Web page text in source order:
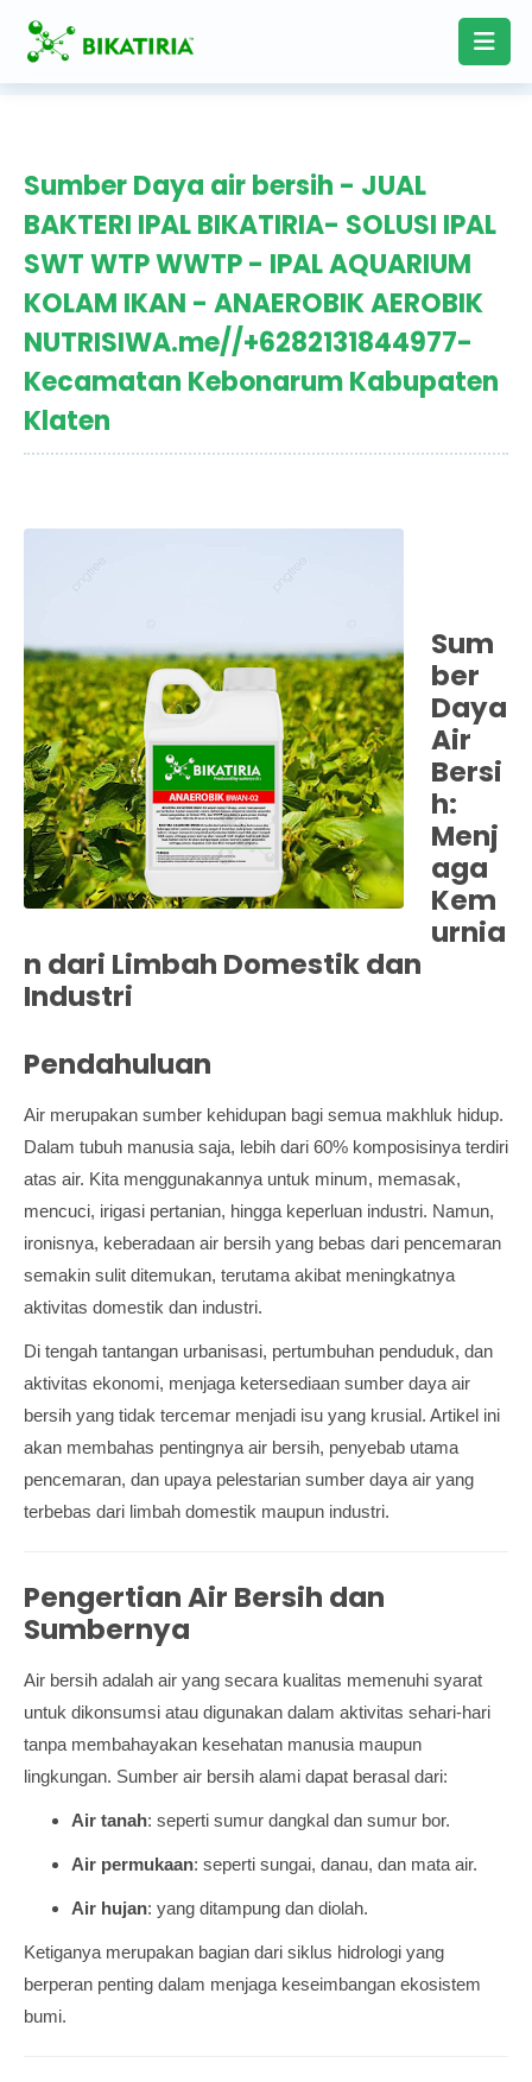
Sumber Daya air bersih - JUAL
BAKTERI IPAL BIKATIRIA- SOLUSI IPAL
SWT WTP WWTP - IPAL AQUARIUM
KOLAM IKAN - ANAEROBIK AEROBIK
NUTRISIWA.me//+6282131844977-
Kecamatan Kebonarum Kabupaten
Klaten
Sum
ber
Daya
Air
Bersi
h:
Menj
aga
Kem
urnia
n dari Limbah Domestik dan
Industri
Pendahuluan
Air merupakan sumber kehidupan bagi semua makhluk hidup.
Dalam tubuh manusia saja, lebih dari 60% komposisinya terdiri
atas air. Kita menggunakannya untuk minum, memasak,
mencuci, irigasi pertanian, hingga keperluan industri. Namun,
ironisnya, keberadaan air bersih yang bebas dari pencemaran
semakin sulit ditemukan, terutama akibat meningkatnya
aktivitas domestik dan industri.
Di tengah tantangan urbanisasi, pertumbuhan penduduk, dan
aktivitas ekonomi, menjaga ketersediaan sumber daya air
bersih yang tidak tercemar menjadi isu yang krusial. Artikel ini
akan membahas pentingnya air bersih, penyebab utama
pencemaran, dan upaya pelestarian sumber daya air yang
terbebas dari limbah domestik maupun industri.
Pengertian Air Bersih dan
Sumbernya
Air bersih adalah air yang secara kualitas memenuhi syarat
untuk dikonsumsi atau digunakan dalam aktivitas sehari-hari
tanpa membahayakan kesehatan manusia maupun
lingkungan. Sumber air bersih alami dapat berasal dari:
Air tanah: seperti sumur dangkal dan sumur bor.
Air permukaan: seperti sungai, danau, dan mata air.
Air hujan: yang ditampung dan diolah.
Ketiganya merupakan bagian dari siklus hidrologi yang
berperan penting dalam menjaga keseimbangan ekosistem
bumi.